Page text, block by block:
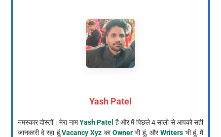
Yash Patel
नमस्कार दोस्तों। मेरा नामYash Patel है और में पिछले 4 सालो से आपको सही
जानकारी दे रहा हूं,Vacancy Xyz काOwnerभी हूं, औरWriters भी हूं, मैं